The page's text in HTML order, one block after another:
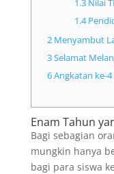
1.3 Nilai
1.4
2 Menyambut
3Selamat
6 Angkatan ke-4
Enam Tahun
Bagi sebagian
mungkin hanya
bagi para siswa